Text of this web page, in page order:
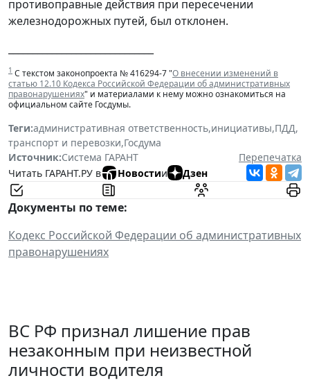
противоправные действия при пересечении
железнодорожных путей, был отклонен.
1 С текстом законопроекта № 416294-7 "О внесении изменений в
статью 12.10 Кодекса Российской Федерации об административных
правонарушениях" и материалами к нему можно ознакомиться на
официальном сайте Госдумы.
Теги:административная ответственность,инициативы,ПДД,
транспорт и перевозки,Госдума
Источник:Система ГАРАНТ
Перепечатка
Читать ГАРАНТ.РУ в
Новостии Дзен
Документы по теме:
Кодекс Российской Федерации об административных
правонарушениях
ВС РФ признал лишение прав
незаконным при неизвестной
личности водителя